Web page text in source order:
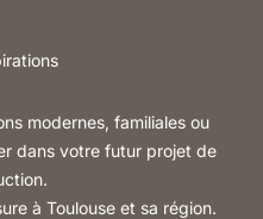
modernes, familiales ou
dans votre futur projet de
à Toulouse et sa région.